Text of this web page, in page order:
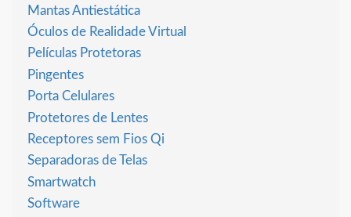
Mantas Antiestática
Óculos de Realidade Virtual
Películas Protetoras
Pingentes
Porta Celulares
Protetores de Lentes
Receptores sem Fios Qi
Separadoras de Telas
Smartwatch
Software